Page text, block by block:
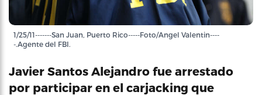
1/25/11-------San Juan, Puerto Rico-----Foto/Angel Valentin----
-.Agente del FBI.
Javier Santos Alejandro fue arrestado
por participar en el carjacking que